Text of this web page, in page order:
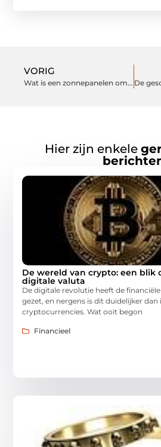
VORIG
Wat is een zonnepanelen omvormer?
Hier zijn enkele
De wereld van crypto: een blik
digitale valuta
De digitale revolutie heeft de
gezet, en nergens is dit duidelijker
cryptocurrencies. Wat ooit begon
Financieel